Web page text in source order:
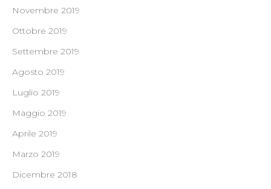
Novembre 2019
Ottobre 2019
Settembre 2019
Agosto 2019
Luglio 2019
Maggio 2019
Aprile 2019
Marzo 2019
Dicembre 2018